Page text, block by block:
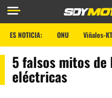
ES NOTICIA: ONU Viñales-
5 falsos mitos de
eléctricas